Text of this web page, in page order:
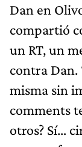
Dan en
compartió
un RT, un
contra Dan.
misma sin
comments
otros? Sí…